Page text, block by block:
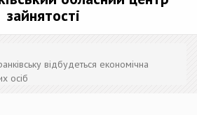
зайнятості
відбудеться економічна
осіб